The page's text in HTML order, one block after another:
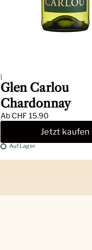
Glen Carlou
Chardonnay
Ab CHF 15.90
Jetzt kaufen
Auf Lager